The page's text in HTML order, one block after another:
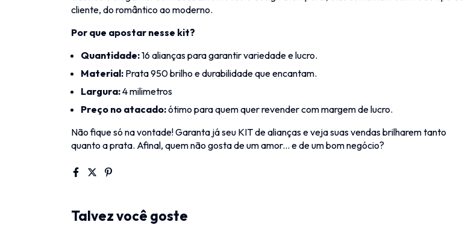
cliente, do romântico ao moderno.
Por que apostar nesse kit?
Quantidade:16 alianças para garantir variedade e lucro.
Material: Prata 950 brilho e durabilidade que encantam.
Largura:4 milimetros
Preço no atacado:ótimo para quem quer revender com margem de lucro.
Não fique só na vontade! Garanta já seu KIT de alianças e veja suas vendas brilharem tanto
quanto a prata. Afinal, quem não gosta de um amor... e de um bom negócio?
Talvez você goste